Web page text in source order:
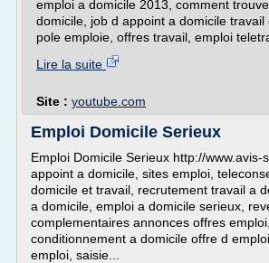
emploi a domicile 2013, comment
domicile, job d appoint a domicile travail
pole emploie, offres travail, emploi
Lire la suite
Site : youtube.com
Emploi Domicile Serieux
Emploi Domicile Serieux http://www.avis-
appoint a domicile, sites emploi,
domicile et travail, recrutement travail a
a domicile, emploi a domicile serieux,
complementaires annonces offres
conditionnement a domicile offre d
emploi, saisie...